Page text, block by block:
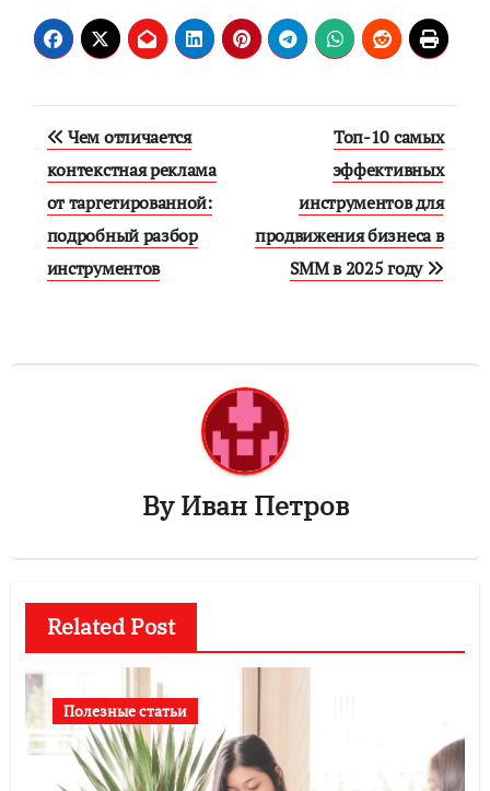
Навигация
по
записям
Чем отличается
контекстная реклама
от таргетированной:
подробный разбор
инструментов
Топ-10 самых
эффективных
инструментов для
продвижения бизнеса в
SMM в 2025 году
ByИван Петров
Related Post
Полезные статьи